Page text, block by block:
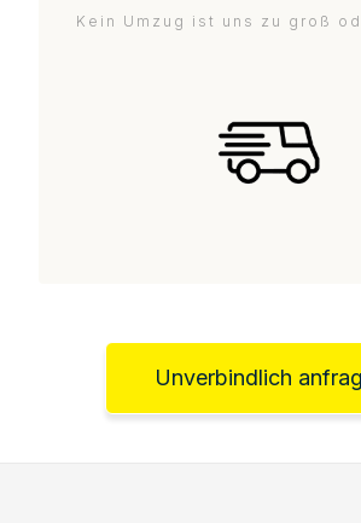
Kein Umzug ist uns zu groß
Unverbindlich